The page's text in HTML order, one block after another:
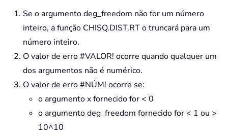
Se o argumento deg_freedom não for um número
inteiro, a função CHISQ.DIST.RT o truncará para um
número inteiro.
O valor de erro #VALOR! ocorre quando qualquer um
dos argumentos não é numérico.
O valor de erro #NÚM! ocorre se:
o argumento x fornecido for < 0
o argumento deg_freedom fornecido for < 1 ou >
10^10